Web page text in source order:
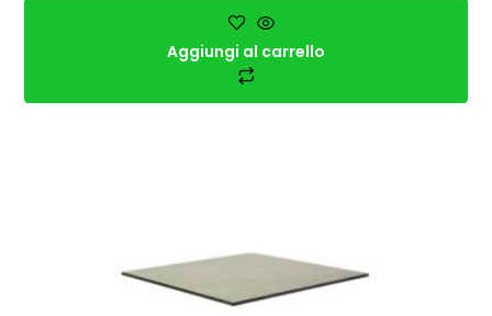
Aggiungi al carrello